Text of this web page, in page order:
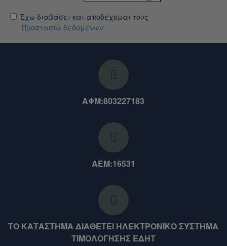
Έχω διαβάσει και αποδέχομαι τους
Προστασια δεδομένων
ΑΦΜ:803227183
ΑΕΜ:16531
ΤΟ ΚΑΤΑΣΤΗΜΑ ΔΙΑΘΕΤΕΙ ΗΛΕΚΤΡΟΝΙΚΟ ΣΥΣΤΗΜΑ
ΤΙΜΟΛΟΓΗΣΗΣ ΕΔΗΤ